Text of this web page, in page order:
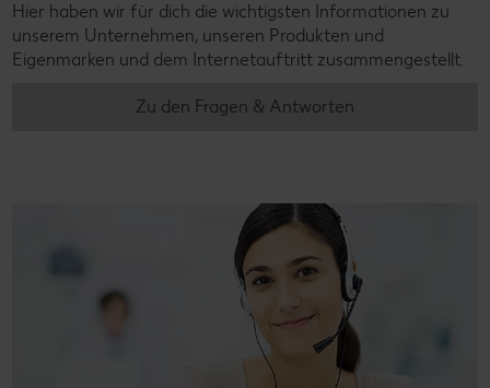
Hier haben wir für dich die wichtigsten Informationen zu
unserem Unternehmen, unseren Produkten und
Eigenmarken und dem Internetauftritt zusammengestellt.
Zu den Fragen & Antworten